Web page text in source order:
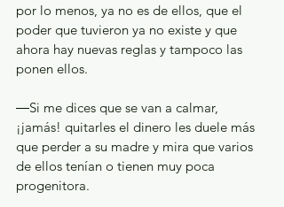
por lo menos, ya no es de ellos, que el
poder que tuvieron ya no existe y que
ahora hay nuevas reglas y tampoco las
ponen ellos.
―Si me dices que se van a calmar,
¡jamás! quitarles el dinero les duele más
que perder a su madre y mira que varios
de ellos tenían o tienen muy poca
progenitora.